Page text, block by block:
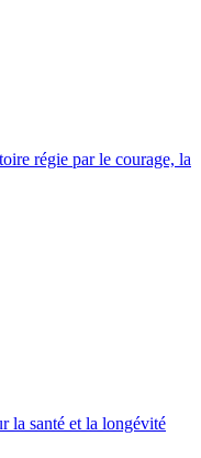
régie par le courage, la
la santé et la longévité